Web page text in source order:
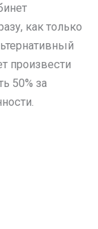
как только
произвести
50% за